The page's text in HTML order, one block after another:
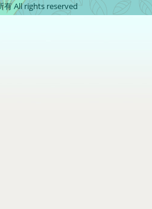
All rights reserved